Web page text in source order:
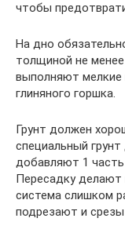
чтобы
На дно
толщиной не
выполняют мелкие
глиняного горшка.
Грунт должен
специальный
добавляют 1 часть
Пересадку делают
система слишком
подрезают и